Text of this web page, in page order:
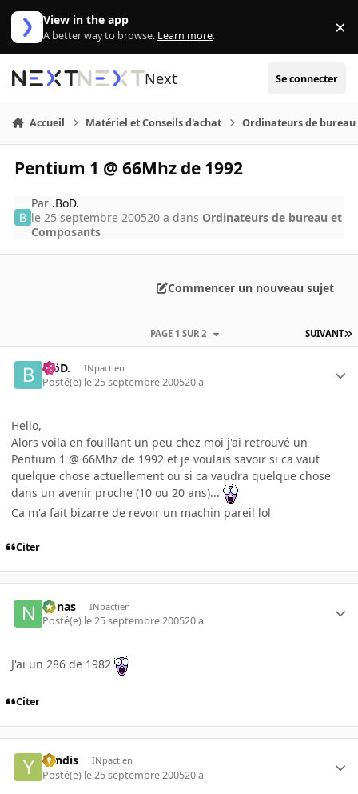
Aller au contenu
View in the app
A better way to browse. Learn more. ×
Next Se connecter
Accueil Matériel et Conseils d'achat Ordinateurs de bureau
Pentium 1 @ 66Mhz de 1992
Par .BöD.
le 25 septembre 200520 a dans Ordinateurs de bureau et
Composants
Commencer un nouveau sujet
SUIVANT
PAGE 1 SUR 2
.BöD. INpactien
Posté(e) le 25 septembre 200520 a
Hello,
Alors voila en fouillant un peu chez moi j'ai retrouvé un
Pentium 1 @ 66Mhz de 1992 et je voulais savoir si ca vaut
quelque chose actuellement ou si ca vaudra quelque chose
dans un avenir proche (10 ou 20 ans)...
Ca m'a fait bizarre de revoir un machin pareil lol
Citer
nonas INpactien
Posté(e) le 25 septembre 200520 a
J'ai un 286 de 1982
Citer
Yendis INpactien
Posté(e) le 25 septembre 200520 a